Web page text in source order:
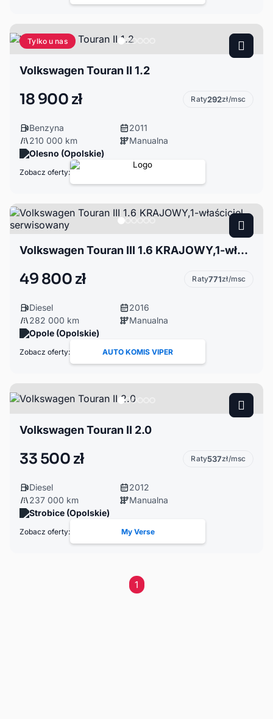
Tylko u nas
Volkswagen Touran II 1.2
18 900 zł Raty292zł/msc
Benzyna
2011
210 000 km
Manualna
Olesno (Opolskie)
Zobacz oferty:
Volkswagen Touran III 1.6 KRAJOWY,1-właściciel, serwisowany
49 800 zł Raty771zł/msc
Diesel
2016
282 000 km
Manualna
Opole (Opolskie)
Zobacz oferty: AUTO KOMIS VIPER
Volkswagen Touran II 2.0
33 500 zł Raty537zł/msc
Diesel
2012
237 000 km
Manualna
Strobice (Opolskie)
Zobacz oferty: My Verse
1